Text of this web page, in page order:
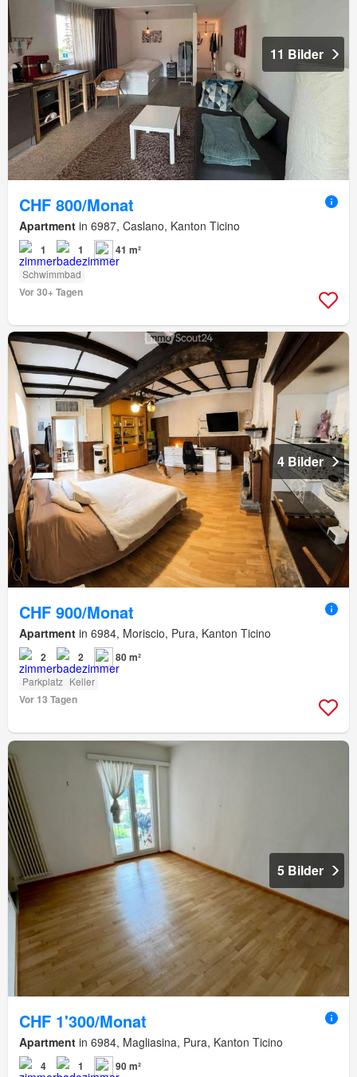
11 Bilder
CHF 800/Monat
Apartment in 6987, Caslano, Kanton Ticino
1 1 41 m²
Schwimmbad
Vor 30+ Tagen
4 Bilder
CHF 900/Monat
Apartment in 6984, Moriscio, Pura, Kanton Ticino
2 2 80 m²
Parkplatz Keller
Vor 13 Tagen
5 Bilder
CHF 1'300/Monat
Apartment in 6984, Magliasina, Pura, Kanton Ticino
4 1 90 m²